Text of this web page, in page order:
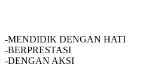
-MENDIDIK DENGAN HATI
-BERPRESTASI
-DENGAN AKSI